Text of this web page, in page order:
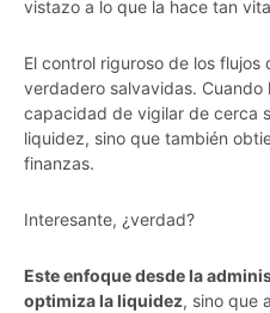
vistazo a lo que la hace tan
El control riguroso de los
verdadero salvavidas. Cuando
capacidad de vigilar de cerca
liquidez, sino que también
finanzas.
Interesante, ¿verdad?
Este enfoque desde la
optimiza la liquidez, sino que